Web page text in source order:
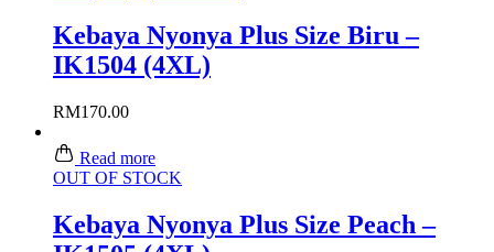
Kebaya Nyonya Plus Size Biru –
IK1504 (4XL)
RM170.00
Read more
OUT OF STOCK
Kebaya Nyonya Plus Size Peach –